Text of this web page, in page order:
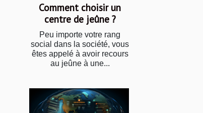
Comment choisir un
centre de jeûne ?
Peu importe votre rang
social dans la société, vous
êtes appelé à avoir recours
au jeûne à une...